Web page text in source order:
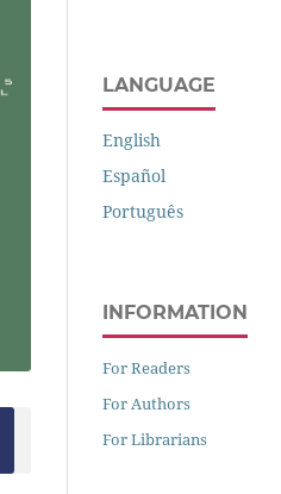
LANGUAGE
English
Español
Português
INFORMATION
For Readers
For Authors
For Librarians